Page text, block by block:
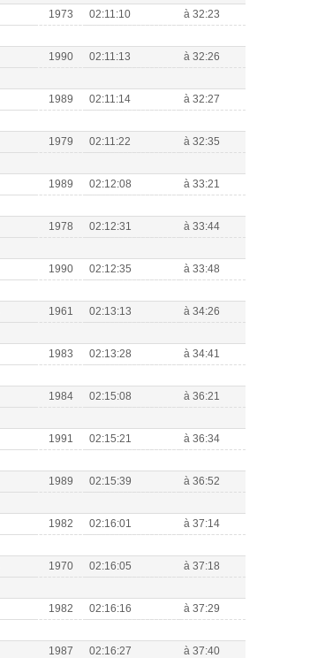
1973 02:11:10 à 32:23
1990 02:11:13 à 32:26
1989 02:11:14 à 32:27
1979 02:11:22 à 32:35
1989 02:12:08 à 33:21
1978 02:12:31 à 33:44
1990 02:12:35 à 33:48
1961 02:13:13 à 34:26
1983 02:13:28 à 34:41
1984 02:15:08 à 36:21
1991 02:15:21 à 36:34
1989 02:15:39 à 36:52
1982 02:16:01 à 37:14
1970 02:16:05 à 37:18
1982 02:16:16 à 37:29
1987 02:16:27 à 37:40